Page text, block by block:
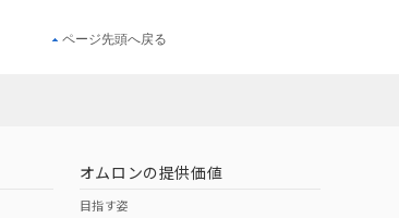
ページ先頭へ戻る
オムロンの提供価値
目指す姿